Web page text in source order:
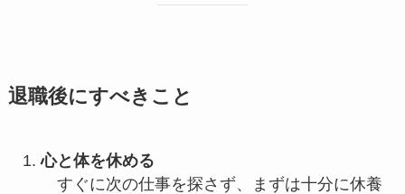
退職後にすべきこと
心と体を休める
すぐに次の仕事を探さず、まずは十分に休養